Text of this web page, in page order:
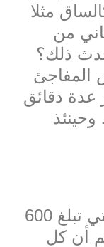
مثلا
من
ذلك؟
المفاجئ
عدة دقائق
إن عضلات الجسم الكثيرة التي تبلغ 600
أن كل